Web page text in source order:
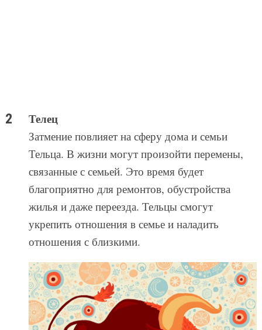
Телец
Затмение повлияет на сферу дома и семьи
Тельца. В жизни могут произойти перемены,
связанные с семьей. Это время будет
благоприятно для ремонтов, обустройства
жилья и даже переезда. Тельцы смогут
укрепить отношения в семье и наладить
отношения с близкими.